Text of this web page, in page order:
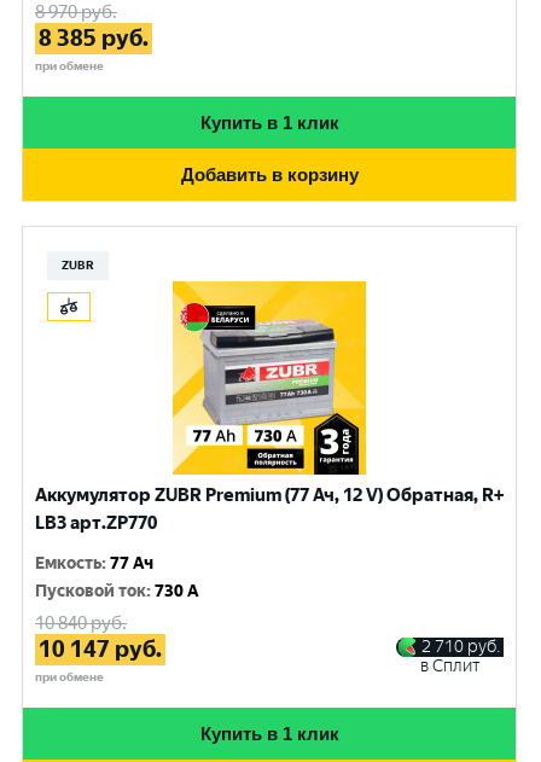
8 970руб.
8 385 руб.
при обмене
Купить в 1 клик
Добавить в корзину
ZUBR
Аккумулятор ZUBR Premium (77 Ач, 12 V) Обратная, R+
LB3 арт.ZP770
Емкость:77 Ач
Пусковой ток:730 A
10 840руб.
10 147 руб.
при обмене
2 710 руб.
в Сплит
Купить в 1 клик